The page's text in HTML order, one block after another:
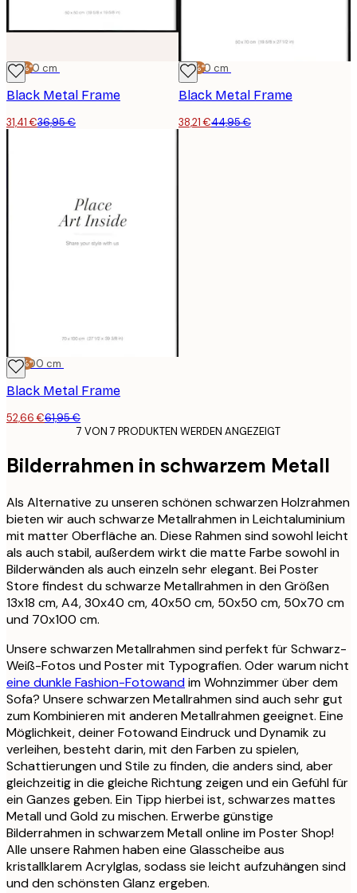
-15%*
50x50 cm
Black Metal Frame
31,41 €36,95 €
-15%*
50x70 cm
Black Metal Frame
38,21 €44,95 €
-15%*
70x100 cm
Black Metal Frame
52,66 €61,95 €
7 VON 7 PRODUKTEN WERDEN ANGEZEIGT
Bilderrahmen in schwarzem Metall
Als Alternative zu unseren schönen schwarzen Holzrahmen
bieten wir auch schwarze Metallrahmen in Leichtaluminium
mit matter Oberfläche an. Diese Rahmen sind sowohl leicht
als auch stabil, außerdem wirkt die matte Farbe sowohl in
Bilderwänden als auch einzeln sehr elegant. Bei Poster
Store findest du schwarze Metallrahmen in den Größen
13x18 cm, A4, 30x40 cm, 40x50 cm, 50x50 cm, 50x70 cm
und 70x100 cm.
Unsere schwarzen Metallrahmen sind perfekt für Schwarz-
Weiß-Fotos und Poster mit Typografien. Oder warum nicht
eine dunkle Fashion-Fotowandim Wohnzimmer über dem
Sofa? Unsere schwarzen Metallrahmen sind auch sehr gut
zum Kombinieren mit anderen Metallrahmen geeignet. Eine
Möglichkeit, deiner Fotowand Eindruck und Dynamik zu
verleihen, besteht darin, mit den Farben zu spielen,
Schattierungen und Stile zu finden, die anders sind, aber
gleichzeitig in die gleiche Richtung zeigen und ein Gefühl für
ein Ganzes geben. Ein Tipp hierbei ist, schwarzes mattes
Metall und Gold zu mischen. Erwerbe günstige
Bilderrahmen in schwarzem Metall online im Poster Shop!
Alle unsere Rahmen haben eine Glasscheibe aus
kristallklarem Acrylglas, sodass sie leicht aufzuhängen sind
und den schönsten Glanz ergeben.